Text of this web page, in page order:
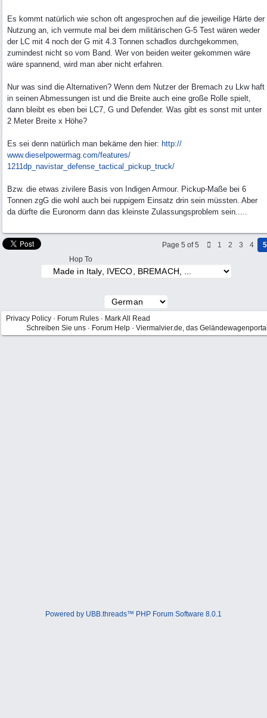
Es kommt natürlich wie schon oft angesprochen auf die jeweilige Härte der
Nutzung an, ich vermute mal bei dem militärischen G-5 Test wären weder
der LC mit 4 noch der G mit 4.3 Tonnen schadlos durchgekommen,
zumindest nicht so vom Band. Wer von beiden weiter gekommen wäre
wäre spannend, wird man aber nicht erfahren.
Nur was sind die Alternativen? Wenn dem Nutzer der Bremach zu Lkw haft
in seinen Abmessungen ist und die Breite auch eine große Rolle spielt,
dann bleibt es eben bei LC7, G und Defender. Was gibt es sonst mit unter
2 Meter Breite x Höhe?
Es sei denn natürlich man bekäme den hier: http://
www.dieselpowermag.com/features/
1211dp_navistar_defense_tactical_pickup_truck/
Bzw. die etwas zivilere Basis von Indigen Armour. Pickup-Maße bei 6
Tonnen zgG die wohl auch bei ruppigem Einsatz drin sein müssten. Aber
da dürfte die Euronorm dann das kleinste Zulassungsproblem sein.....
Page 5 of 5 1 2 3 4
5
Hop To
Privacy Policy · Forum Rules · Mark All Read
Schreiben Sie uns · Forum Help · Viermalvier.de, das
Powered by UBB.threads™ PHP Forum Software 8.0.1